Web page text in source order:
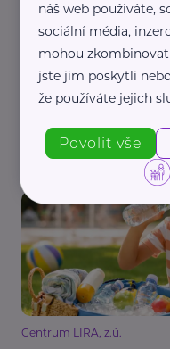
Bezpečně na silnicích o.p.s.
Největší riziko pro
také parkoviště a
Auto, moto Bezpečnost
Centrum LIRA, z.ú.
náš web používáte,
sociální média,
mohou
jste jim poskytli
že používáte jejich
Povolit vše